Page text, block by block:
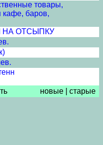
товары,
кафе, баров,
ОТСЫПКУ
новые старые